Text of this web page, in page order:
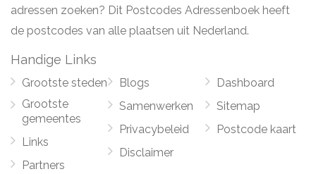
adressen zoeken? Dit Postcodes Adressenboek heeft
de postcodes van alle plaatsen uit Nederland.
Handige Links
Grootste steden
Grootste
gemeentes
Links
Partners
Blogs
Samenwerken
Privacybeleid
Disclaimer
Dashboard
Sitemap
Postcode kaart